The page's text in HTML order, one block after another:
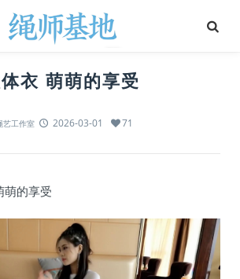
衣 萌萌的享受
艺工作室 2026-03-01 71
萌的享受